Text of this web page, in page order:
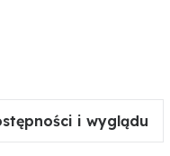
i wyglądu